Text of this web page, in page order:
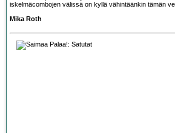
iskelmäcombojen välissä on kyllä vähintäänkin tämän
Mika Roth